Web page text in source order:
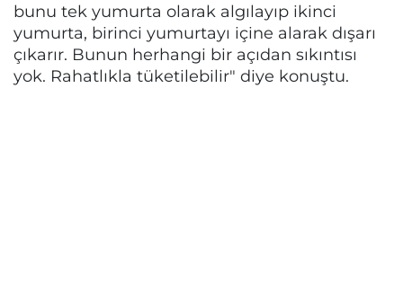
bunu tek yumurta olarak algılayıp ikinci
yumurta, birinci yumurtayı içine alarak dışarı
çıkarır. Bunun herhangi bir açıdan sıkıntısı
yok. Rahatlıkla tüketilebilir" diye konuştu.